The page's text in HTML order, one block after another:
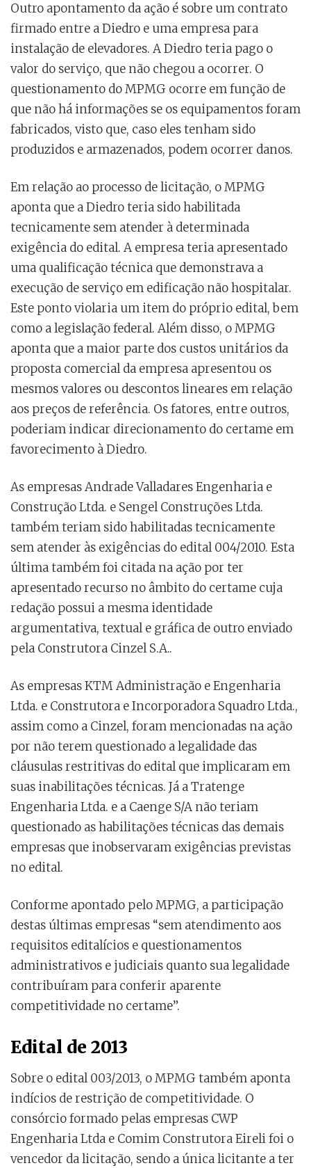
Outro apontamento da ação é sobre um contrato
firmado entre a Diedro e uma empresa para
instalação de elevadores. A Diedro teria pago o
valor do serviço, que não chegou a ocorrer. O
questionamento do MPMG ocorre em função de
que não há informações se os equipamentos foram
fabricados, visto que, caso eles tenham sido
produzidos e armazenados, podem ocorrer danos.
Em relação ao processo de licitação, o MPMG
aponta que a Diedro teria sido habilitada
tecnicamente sem atender à determinada
exigência do edital. A empresa teria apresentado
uma qualificação técnica que demonstrava a
execução de serviço em edificação não hospitalar.
Este ponto violaria um item do próprio edital, bem
como a legislação federal. Além disso, o MPMG
aponta que a maior parte dos custos unitários da
proposta comercial da empresa apresentou os
mesmos valores ou descontos lineares em relação
aos preços de referência. Os fatores, entre outros,
poderiam indicar direcionamento do certame em
favorecimento à Diedro.
As empresas Andrade Valladares Engenharia e
Construção Ltda. e Sengel Construções Ltda.
também teriam sido habilitadas tecnicamente
sem atender às exigências do edital 004/2010. Esta
última também foi citada na ação por ter
apresentado recurso no âmbito do certame cuja
redação possui a mesma identidade
argumentativa, textual e gráfica de outro enviado
pela Construtora Cinzel S.A..
As empresas KTM Administração e Engenharia
Ltda. e Construtora e Incorporadora Squadro Ltda.,
assim como a Cinzel, foram mencionadas na ação
por não terem questionado a legalidade das
cláusulas restritivas do edital que implicaram em
suas inabilitações técnicas. Já a Tratenge
Engenharia Ltda. e a Caenge S/A não teriam
questionado as habilitações técnicas das demais
empresas que inobservaram exigências previstas
no edital.
Conforme apontado pelo MPMG, a participação
destas últimas empresas “sem atendimento aos
requisitos editalícios e questionamentos
administrativos e judiciais quanto sua legalidade
contribuíram para conferir aparente
competitividade no certame”.
Edital de 2013
Sobre o edital 003/2013, o MPMG também aponta
indícios de restrição de competitividade. O
consórcio formado pelas empresas CWP
Engenharia Ltda e Comim Construtora Eireli foi o
vencedor da licitação, sendo a única licitante a ter